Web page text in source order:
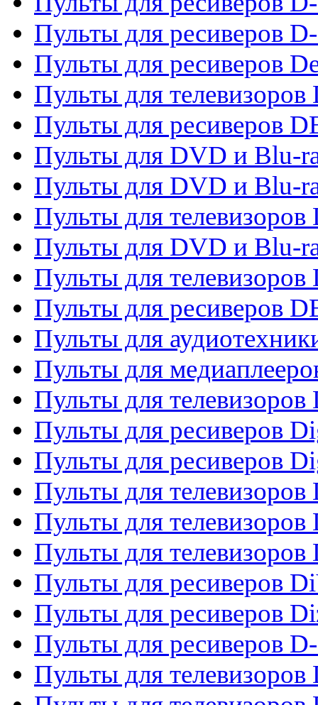
Пульты для ресиверов
Пульты для ресиверов
Пульты для телевизоров
Пульты для ресиверов
Пульты для DVD и Blu-
Пульты для DVD и Blu-
Пульты для
Пульты для DVD и Blu-
Пульты для телевизоров
Пульты для ресиверов
Пульты для
Пульты для
Пульты для телевизоров
Пульты для ресиверов
Пульты для ресиверов
Пульты для
Пульты для
Пульты для телевизоров
Пульты для ресиверов
Пульты для ресиверов
Пульты для ресиверов
Пульты для телевизоров